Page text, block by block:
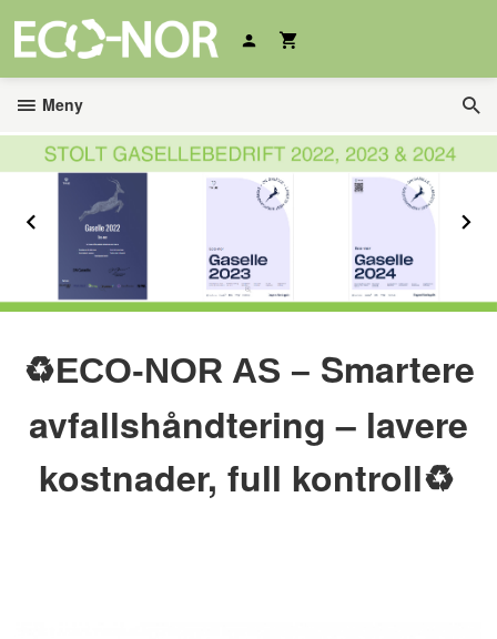
innholdet
Meny
Prev
♻️ECO-NOR AS – Smartere
avfallshåndtering – lavere
kostnader, full kontroll♻️